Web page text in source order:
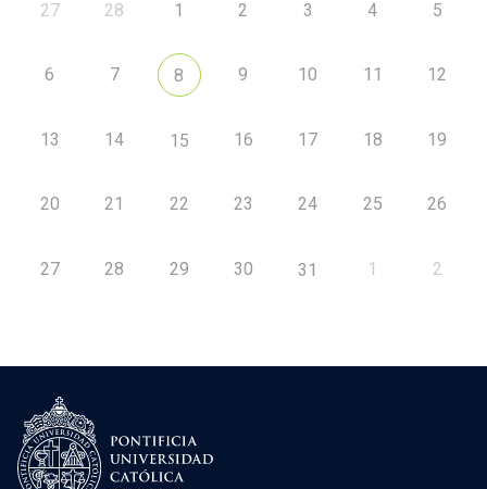
27 28 1 2 3 4 5
6 7 8 9 10 11 12
13 14 15 16 17 18 19
20 21 22 23 24 25 26
27 28 29 30 31 1 2